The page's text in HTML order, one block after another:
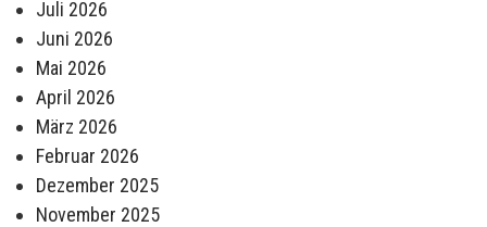
Juli 2026
Juni 2026
Mai 2026
April 2026
März 2026
Februar 2026
Dezember 2025
November 2025